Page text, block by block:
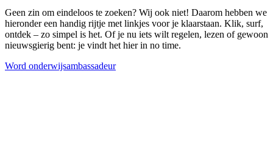
Geen zin om eindeloos te zoeken? Wij ook niet! Daarom hebben we
hieronder een handig rijtje met linkjes voor je klaarstaan. Klik, surf,
ontdek – zo simpel is het. Of je nu iets wilt regelen, lezen of gewoon
nieuwsgierig bent: je vindt het hier in no time.
Word onderwijsambassadeur